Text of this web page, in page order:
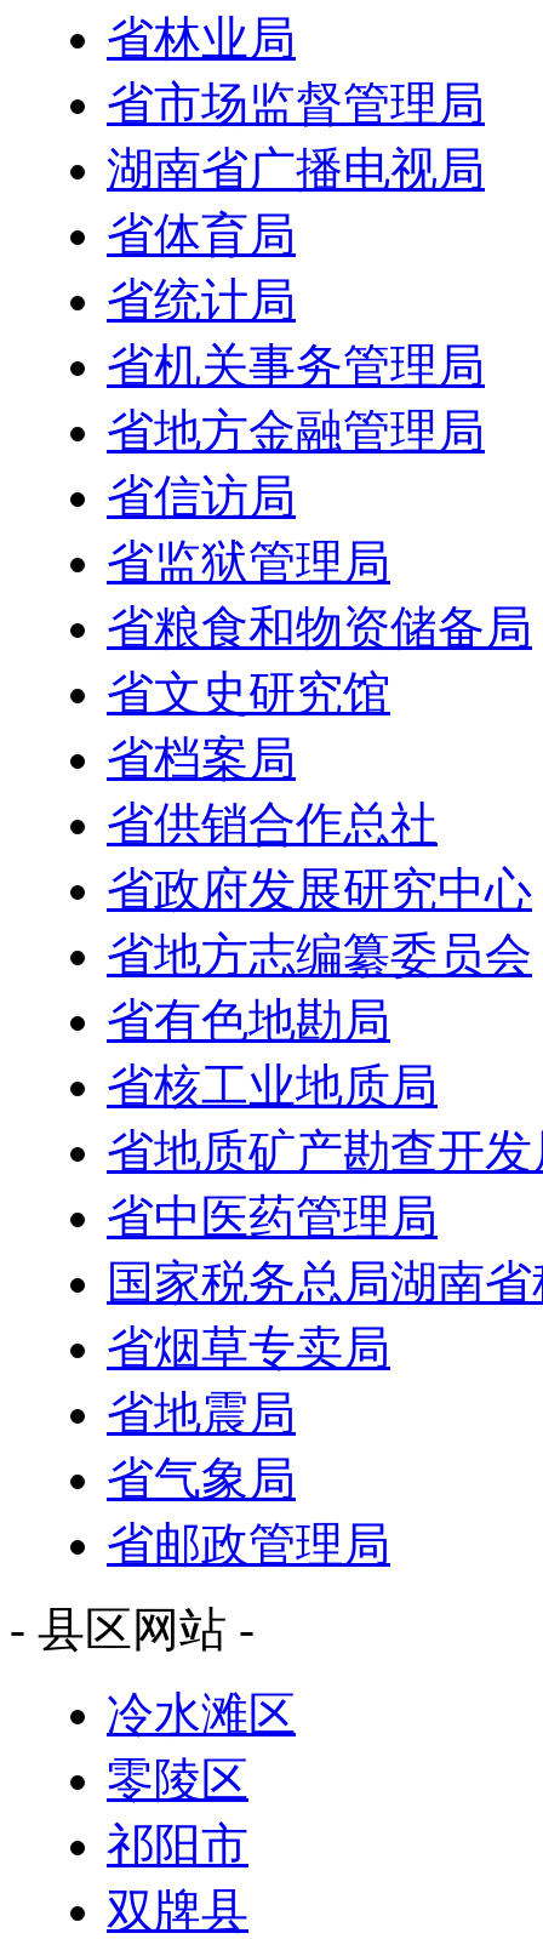
省林业局
省市场监督管理局
湖南省广播电视局
省体育局
省统计局
省机关事务管理局
省地方金融管理局
省信访局
省监狱管理局
省粮食和物资储备局
省文史研究馆
省档案局
省供销合作总社
省政府发展研究中心
省地方志编纂委员会
省有色地勘局
省核工业地质局
省地质矿产勘查开发
省中医药管理局
国家税务总局湖南
省烟草专卖局
省地震局
省气象局
省邮政管理局
- 县区网站 -
冷水滩区
零陵区
祁阳市
双牌县